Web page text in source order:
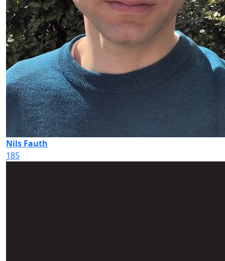
Nils Fauth
185